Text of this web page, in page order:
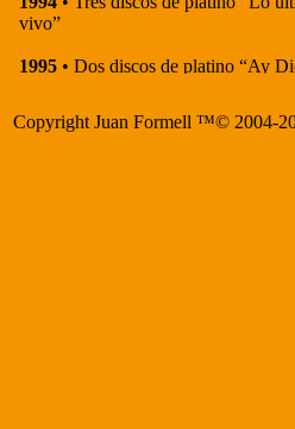
Copyright Juan Formell ™© 2004-
vivo”
1995 • Dos discos de platino “Ay
1997• Premio especial de